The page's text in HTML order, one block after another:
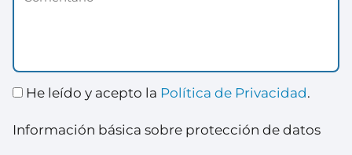
He leído y acepto la Política de Privacidad.
Información básica sobre protección de datos